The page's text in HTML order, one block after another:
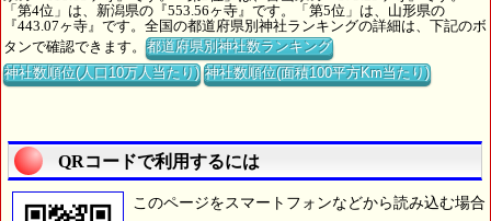
「第4位」は、新潟県の『553.56ヶ寺』です。「第5位」は、山形県の
『443.07ヶ寺』です。全国の都道府県別神社ランキングの詳細は、下記のボ
タンで確認できます。都道府県別神社数ランキング
神社数順位(人口10万人当たり) 神社数順位(面積100平方Km当たり)
QRコードで利用するには
このページをスマートフォンなどから読み込む場合